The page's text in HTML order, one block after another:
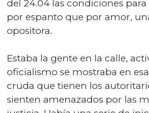
del 24.04 las condiciones
por espanto que por amor,
opositora.
Estaba la gente en la calle,
oficialismo se mostraba en
cruda que tienen los
sienten amenazados por las